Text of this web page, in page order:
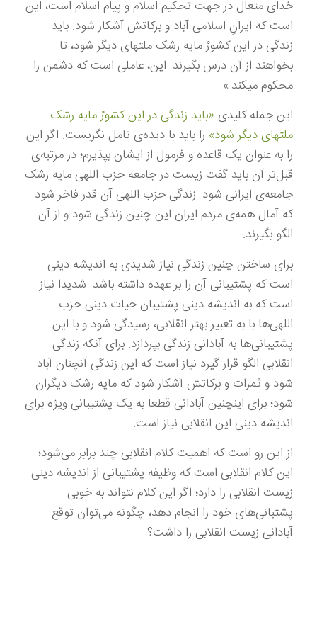
خدای متعال در جهت تحکیم اسلام و پیام اسلام است، این
است که ایرانِ اسلامی آباد و برکاتش آشکار شود. باید
زندگی در این کشورْ مایه رشک ملتهای دیگر شود، تا
بخواهند از آن درس بگیرند. این، عاملی است که دشمن را
محکوم میکند.»
این جمله کلیدی «باید زندگی در این کشورْ مایه رشک
ملتهای دیگر شود» را باید با دیده‌ی تامل نگریست. اگر این
را به عنوان یک قاعده و فرمول از ایشان بپذیرم؛ در مرتبه‌ی
قبل‌تر آن باید گفت زیست در جامعه حزب اللهی مایه رشک
جامعه‌ی ایرانی شود. زندگی حزب اللهی آن قدر فاخر شود
که آمال همه‌ی مردم ایران این چنین زندگی شود و از آن
الگو بگیرند.
برای ساختن چنین زندگی نیاز شدیدی به اندیشه دینی
است که پشتیبانی آن را بر عهده داشته باشد. شدیدا نیاز
است که به اندیشه دینی پشتیبان حیات دینی حزب
اللهی‌ها با به تعبیر بهتر انقلابی، رسیدگی شود و با این
پشتیبانی‌ها به آبادانی زندگی بپردازد. برای آنکه زندگی
انقلابی الگو قرار گیرد نیاز است که این زندگی آنچنان آباد
شود و ثمرات و برکاتش آشکار شود که مایه رشک دیگران
شود؛ برای اینچنین آبادانی قطعا به یک پشتیبانی ویژه برای
اندیشه دینی این انقلابی نیاز است.
از این رو است که اهمیت کلام انقلابی چند برابر می‌شود؛
این کلام انقلابی است که وظیفه پشتیبانی از اندیشه دینی
زیست انقلابی را دارد؛ اگر این کلام نتواند به خوبی
پشتبانی‌های خود را انجام دهد، چگونه می‌توان توقع
آبادانی زیست انقلابی را داشت؟